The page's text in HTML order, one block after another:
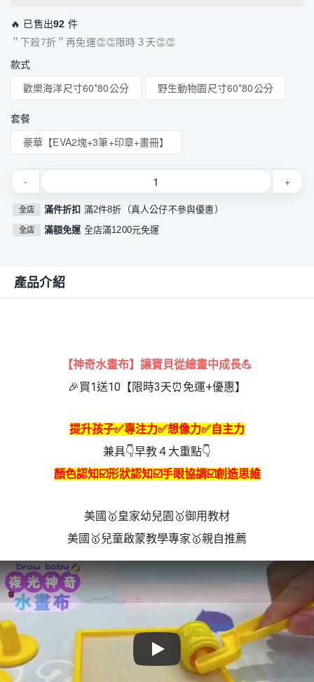
🔥 已售出92 件
＂下殺7折＂再免運👏👏限時３天👏👏
款式
歡樂海洋尺寸60*80公分 野生動物園尺寸60*80公分
套餐
豪華【EVA2塊+3筆+印章+畫冊】
- +
全店 滿件折扣 滿2件8折（真人公仔不參與優惠）
全店 滿額免運 全店滿1200元免運
產品介紹
【神奇水畫布】讓寶貝從繪畫中成長💪
🎉買1送10【限時3天⏰免運+優惠】
提升孩子✅專注力✅想像力✅自主力
兼具👇早教４大重點👇
顏色認知☑️形狀認知☑️手眼協調☑️創造思維
美國🥇皇家幼兒園🥇御用教材
美國🥇兒童啟蒙教學專家🥇親自推薦
Play